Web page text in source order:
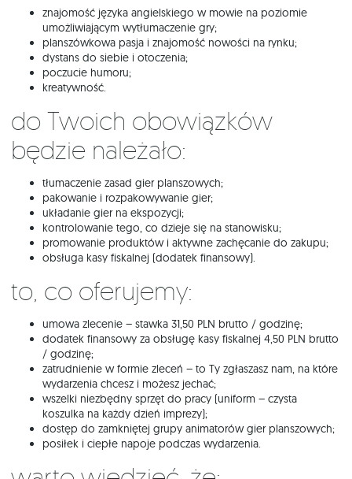
znajomość języka angielskiego w mowie na poziomie
umożliwiającym wytłumaczenie gry;
planszówkowa pasja i znajomość nowości na rynku;
dystans do siebie i otoczenia;
poczucie humoru;
kreatywność.
do Twoich obowiązków
będzie należało:
tłumaczenie zasad gier planszowych;
pakowanie i rozpakowywanie gier;
układanie gier na ekspozycji;
kontrolowanie tego, co dzieje się na stanowisku;
promowanie produktów i aktywne zachęcanie do zakupu;
obsługa kasy fiskalnej (dodatek finansowy).
To, co oferujemy:
umowa zlecenie – stawka 31,50 PLN brutto / godzinę;
dodatek finansowy za obsługę kasy fiskalnej 4,50 PLN brutto
/ godzinę;
zatrudnienie w formie zleceń – to Ty zgłaszasz nam, na które
wydarzenia chcesz i możesz jechać;
wszelki niezbędny sprzęt do pracy (uniform – czysta
koszulka na każdy dzień imprezy);
dostęp do zamkniętej grupy animatorów gier planszowych;
posiłek i ciepłe napoje podczas wydarzenia.